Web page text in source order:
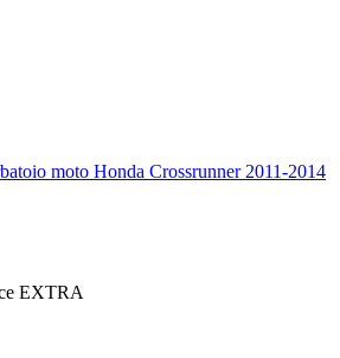
moto Honda Crossrunner 2011-2014
EXTRA